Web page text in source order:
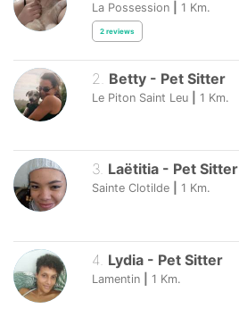
La Possession 1 Km.
2 reviews
2. Betty - Pet Sitter
Le Piton Saint Leu 1 Km.
3. Laëtitia - Pet Sitter
Sainte Clotilde 1 Km.
4 Lydia - Pet Sitter
Lamentin 1 Km.